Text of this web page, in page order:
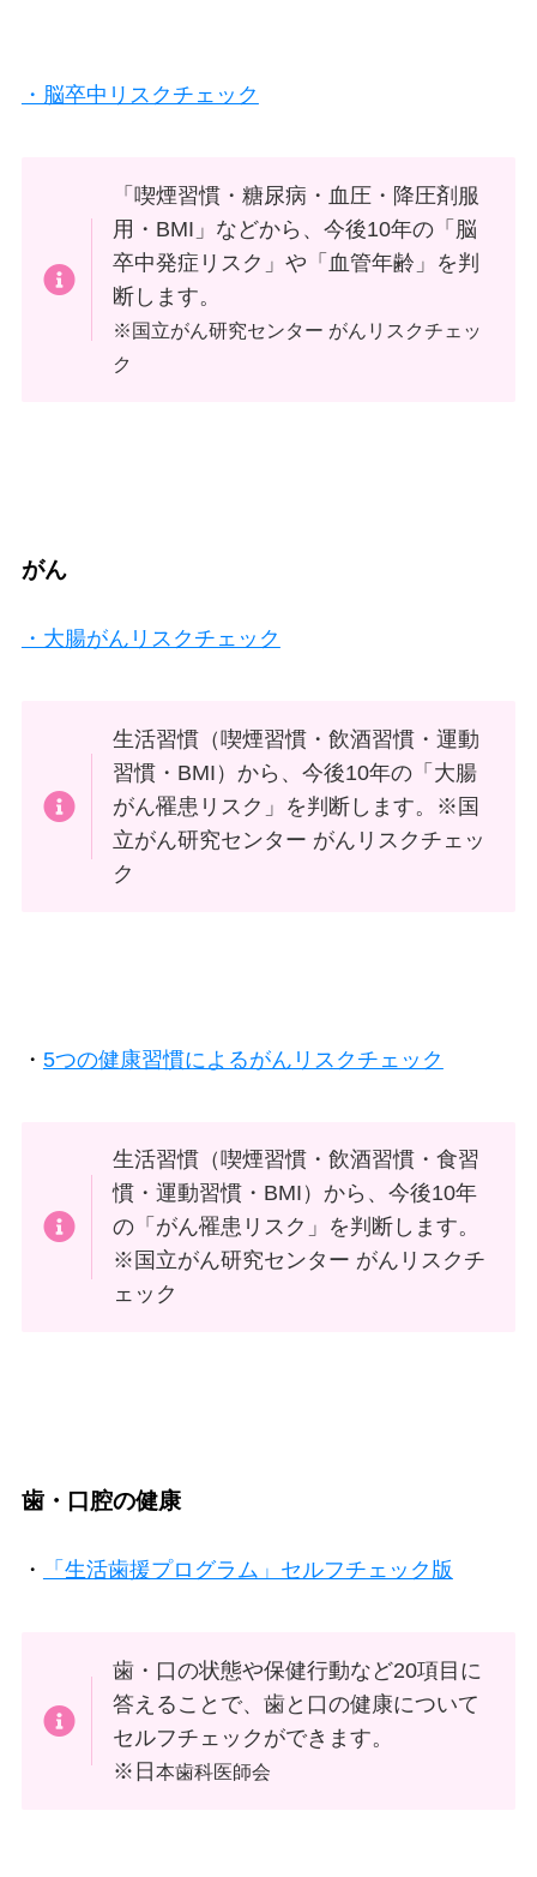
・脳卒中リスクチェック
「喫煙習慣・糖尿病・血圧・降圧剤服
用・BMI」などから、今後10年の「脳
卒中発症リスク」や「血管年齢」を判
断します。
※国立がん研究センター がんリスクチェッ
ク
がん
・大腸がんリスクチェック
生活習慣（喫煙習慣・飲酒習慣・運動
習慣・BMI）から、今後10年の「大腸
がん罹患リスク」を判断します。※国
立がん研究センター がんリスクチェッ
ク
・ 5つの健康習慣によるがんリスクチェック
生活習慣（喫煙習慣・飲酒習慣・食習
慣・運動習慣・BMI）から、今後10年
の「がん罹患リスク」を判断します。
※国立がん研究センター がんリスクチ
ェック
歯・口腔の健康
・ 「生活歯援プログラム」セルフチェック版
歯・口の状態や保健行動など20項目に
答えることで、歯と口の健康について
セルフチェックができます。
※日本歯科医師会